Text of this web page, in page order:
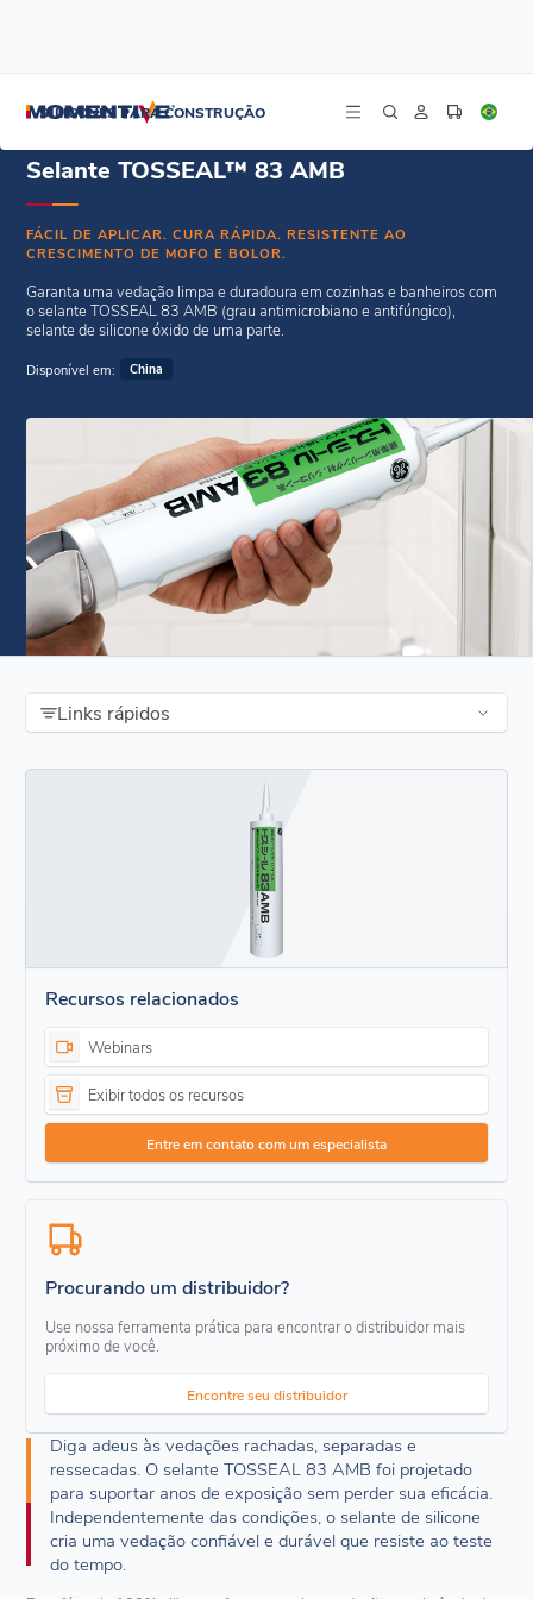
SILICONES PARA CONSTRUÇÃO
Selante TOSSEAL™ 83 AMB
FÁCIL DE APLICAR. CURA RÁPIDA. RESISTENTE AO
CRESCIMENTO DE MOFO E BOLOR.
Garanta uma vedação limpa e duradoura em cozinhas e banheiros com
o selante TOSSEAL 83 AMB (grau antimicrobiano e antifúngico),
selante de silicone óxido de uma parte.
Disponível em: China
Links rápidos
Recursos relacionados
Webinars
Exibir todos os recursos
Entre em contato com um especialista
Procurando um distribuidor?
Use nossa ferramenta prática para encontrar o distribuidor mais
próximo de você.
Encontre seu distribuidor
Diga adeus às vedações rachadas, separadas e
ressecadas. O selante TOSSEAL 83 AMB foi projetado
para suportar anos de exposição sem perder sua eficácia.
Independentemente das condições, o selante de silicone
cria uma vedação confiável e durável que resiste ao teste
do tempo.